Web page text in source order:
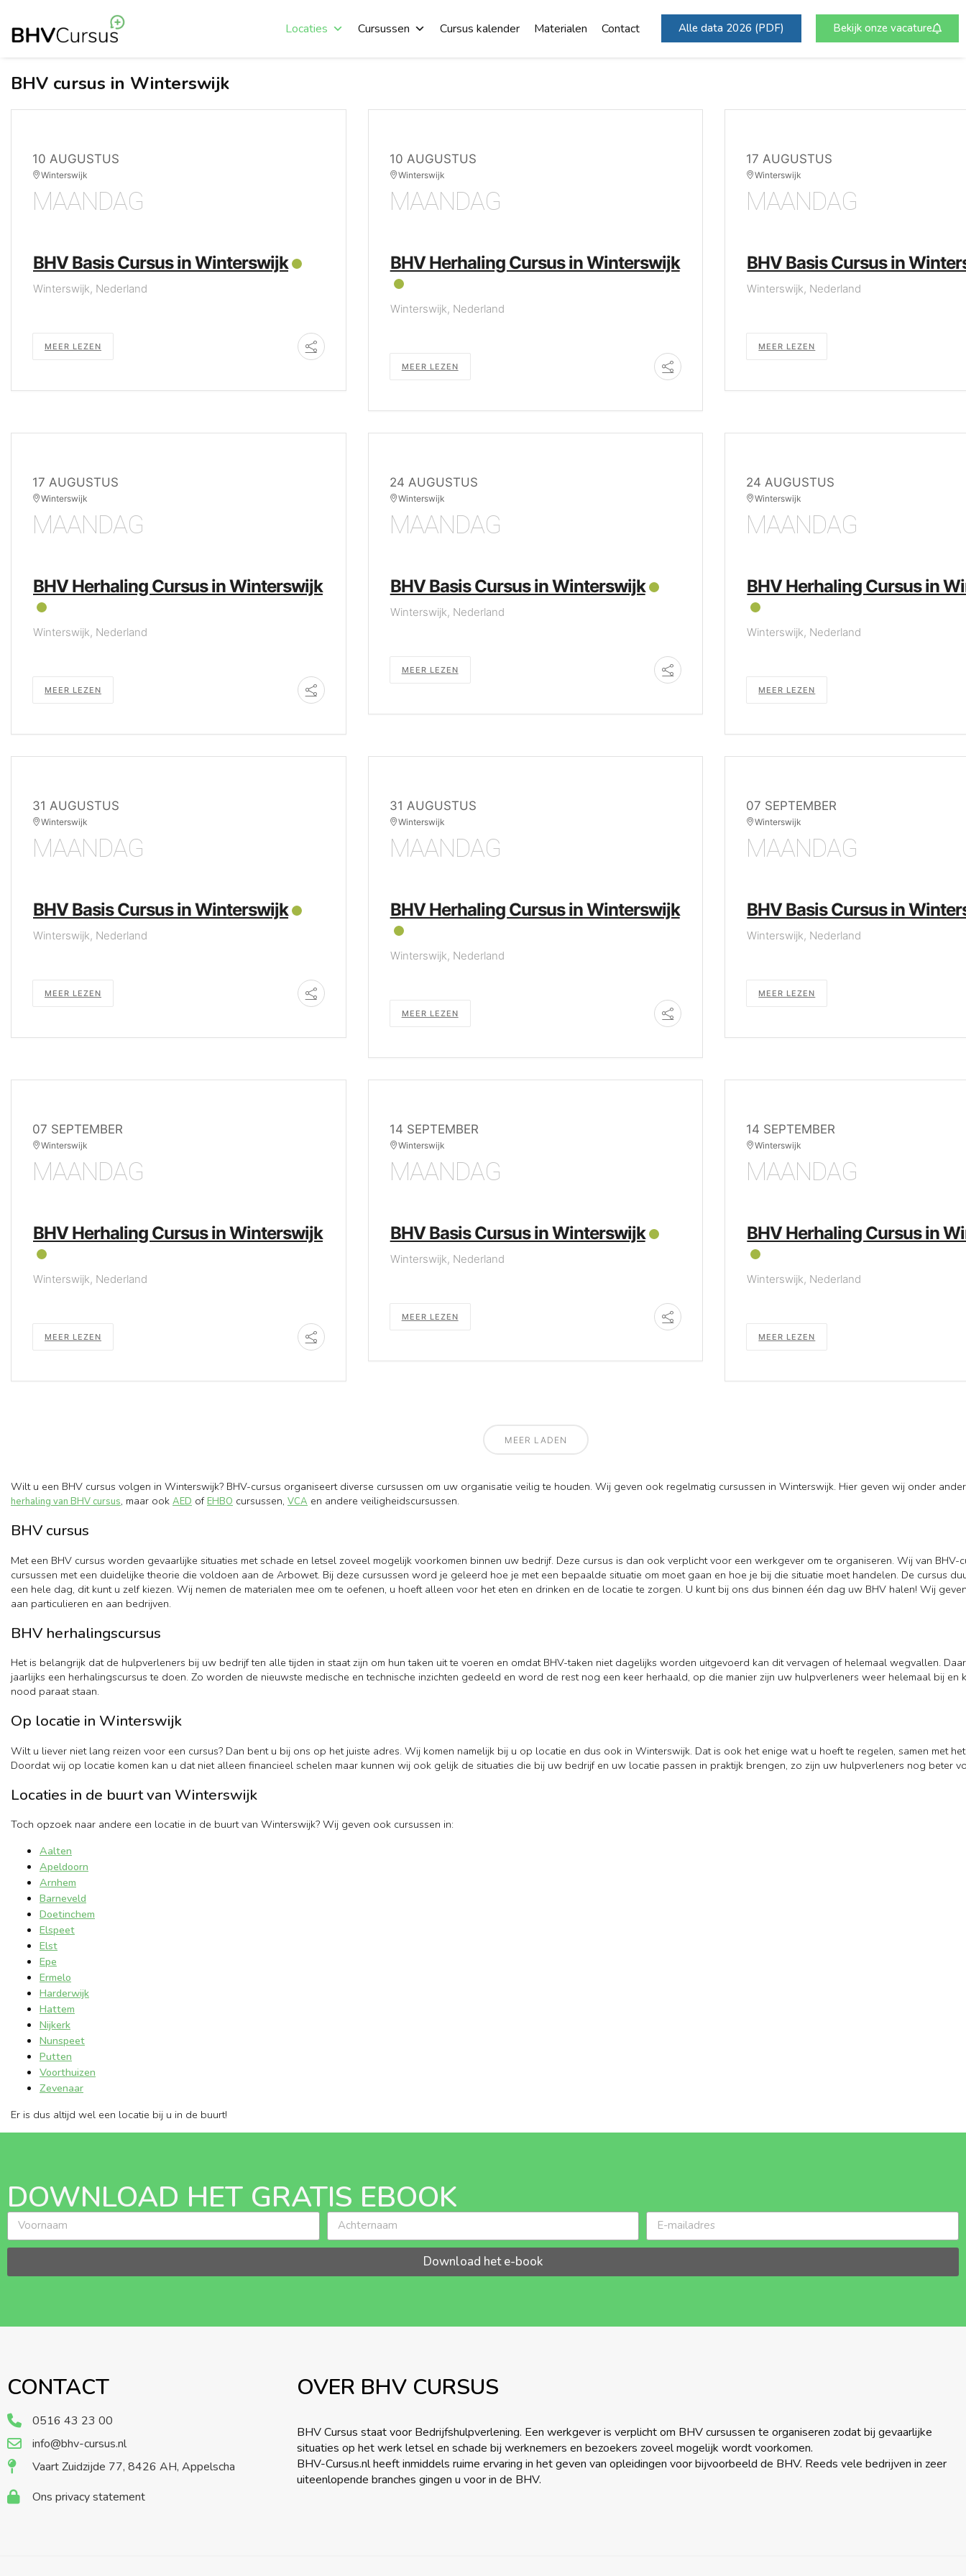
Locaties Cursussen Cursus kalender Materialen Contact Alle data 2026 (PDF) Bekijk onze vacature
BHV cursus in Winterswijk
10 AUGUSTUS
Winterswijk
MAANDAG
BHV Basis Cursus in Winterswijk
Winterswijk, Nederland
MEER LEZEN
10 AUGUSTUS
Winterswijk
MAANDAG
BHV Herhaling Cursus in Winterswijk
Winterswijk, Nederland
MEER LEZEN
17 AUGUSTUS
Winterswijk
MAANDAG
BHV Basis Cursus in
Winterswijk, Nederland
MEER LEZEN
17 AUGUSTUS
Winterswijk
MAANDAG
BHV Herhaling Cursus in Winterswijk
Winterswijk, Nederland
MEER LEZEN
24 AUGUSTUS
Winterswijk
MAANDAG
BHV Basis Cursus in Winterswijk
Winterswijk, Nederland
MEER LEZEN
24 AUGUSTUS
Winterswijk
MAANDAG
BHV Herhaling Cursus in
Winterswijk, Nederland
MEER LEZEN
31 AUGUSTUS
Winterswijk
MAANDAG
BHV Basis Cursus in Winterswijk
Winterswijk, Nederland
MEER LEZEN
31 AUGUSTUS
Winterswijk
MAANDAG
BHV Herhaling Cursus in Winterswijk
Winterswijk, Nederland
MEER LEZEN
07 SEPTEMBER
Winterswijk
MAANDAG
BHV Basis Cursus in
Winterswijk, Nederland
MEER LEZEN
07 SEPTEMBER
Winterswijk
MAANDAG
BHV Herhaling Cursus in Winterswijk
Winterswijk, Nederland
MEER LEZEN
14 SEPTEMBER
Winterswijk
MAANDAG
BHV Basis Cursus in Winterswijk
Winterswijk, Nederland
MEER LEZEN
14 SEPTEMBER
Winterswijk
MAANDAG
BHV Herhaling Cursus in
Winterswijk, Nederland
MEER LEZEN
MEER LADEN
Wilt u een BHV cursus volgen in Winterswijk? BHV-cursus organiseert diverse cursussen om uw organisatie veilig te houden. Wij geven ook regelmatig cursussen in Winterswijk. Hier geven wij onder
herhaling van BHV cursus, maar ook AED ofEHBO cursussen, VCA en andere veiligheidscursussen.
BHV cursus
Met een BHV cursus worden gevaarlijke situaties met schade en letsel zoveel mogelijk voorkomen binnen uw bedrijf. Deze cursus is dan ook verplicht voor een werkgever om te organiseren. Wij van BHV-
cursussen met een duidelijke theorie die voldoen aan de Arbowet. Bij deze cursussen word je geleerd hoe je met een bepaalde situatie om moet gaan en hoe je bij die situatie moet handelen. De cursus
een hele dag, dit kunt u zelf kiezen. Wij nemen de materialen mee om te oefenen, u hoeft alleen voor het eten en drinken en de locatie te zorgen. U kunt bij ons dus binnen één dag uw BHV halen! Wij
aan particulieren en aan bedrijven.
BHV herhalingscursus
Het is belangrijk dat de hulpverleners bij uw bedrijf ten alle tijden in staat zijn om hun taken uit te voeren en omdat BHV-taken niet dagelijks worden uitgevoerd kan dit vervagen of helemaal wegvallen.
jaarlijks een herhalingscursus te doen. Zo worden de nieuwste medische en technische inzichten gedeeld en word de rest nog een keer herhaald, op die manier zijn uw hulpverleners weer helemaal bij en
nood paraat staan.
Op locatie in Winterswijk
Wilt u liever niet lang reizen voor een cursus? Dan bent u bij ons op het juiste adres. Wij komen namelijk bij u op locatie en dus ook in Winterswijk. Dat is ook het enige wat u hoeft te regelen, samen met
Doordat wij op locatie komen kan u dat niet alleen financieel schelen maar kunnen wij ook gelijk de situaties die bij uw bedrijf en uw locatie passen in praktijk brengen, zo zijn uw hulpverleners nog beter
Locaties in de buurt van Winterswijk
Toch opzoek naar andere een locatie in de buurt van Winterswijk? Wij geven ook cursussen in:
Aalten
Apeldoorn
Arnhem
Barneveld
Doetinchem
Elspeet
Elst
Epe
Ermelo
Harderwijk
Hattem
Nijkerk
Nunspeet
Putten
Voorthuizen
Zevenaar
Er is dus altijd wel een locatie bij u in de buurt!
DOWNLOAD HET GRATIS EBOOK
Download het e-book
CONTACT
0516 43 23 00
info@bhv-cursus.nl
Vaart Zuidzijde 77, 8426 AH, Appelscha
Ons privacy statement
OVER BHV CURSUS
BHV Cursus staat voor Bedrijfshulpverlening. Een werkgever is verplicht om BHV cursussen te organiseren zodat bij gevaarlijke
situaties op het werk letsel en schade bij werknemers en bezoekers zoveel mogelijk wordt voorkomen.
BHV-Cursus.nl heeft inmiddels ruime ervaring in het geven van opleidingen voor bijvoorbeeld de BHV. Reeds vele bedrijven in zeer
uiteenlopende branches gingen u voor in de BHV.